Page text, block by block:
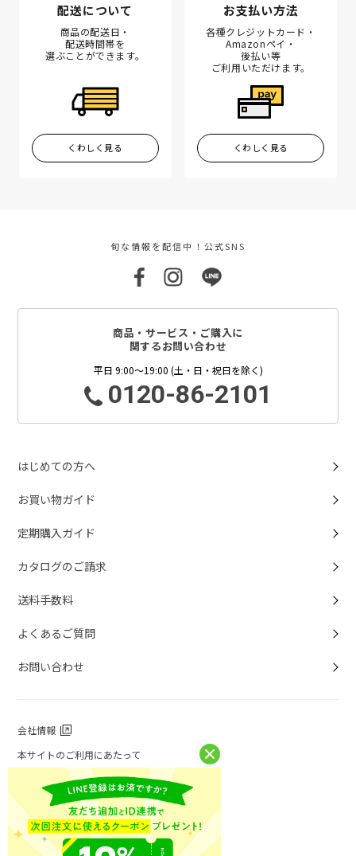
配送について
商品の配送日・
配送時間帯を
選ぶことができます。
くわしく見る
お支払い方法
各種クレジットカード・
Amazonペイ・
後払い等
ご利用いただけます。
くわしく見る
旬な情報を配信中！公式SNS
商品・サービス・ご購入に
関するお問い合わせ
平日 9:00～19:00 (土・日・祝日を除く)
0120-86-2101
はじめての方へ
お買い物ガイド
定期購入ガイド
カタログのご請求
送料手数料
よくあるご質問
お問い合わせ
会社情報
本サイトのご利用にあたって
個人情報保護方針
個人情報取扱について
特定商取引法に基づく表記
お問い合わせ